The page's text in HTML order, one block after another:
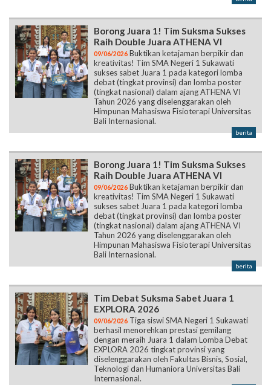
Borong Juara 1! Tim Suksma Sukses
Raih Double Juara ATHENA VI
09/06/2026 Buktikan ketajaman berpikir dan
kreativitas! Tim SMA Negeri 1 Sukawati
sukses sabet Juara 1 pada kategori lomba
debat (tingkat provinsi) dan lomba poster
(tingkat nasional) dalam ajang ATHENA VI
Tahun 2026 yang diselenggarakan oleh
Himpunan Mahasiswa Fisioterapi Universitas
Bali Internasional.
berita
Borong Juara 1! Tim Suksma Sukses
Raih Double Juara ATHENA VI
09/06/2026 Buktikan ketajaman berpikir dan
kreativitas! Tim SMA Negeri 1 Sukawati
sukses sabet Juara 1 pada kategori lomba
debat (tingkat provinsi) dan lomba poster
(tingkat nasional) dalam ajang ATHENA VI
Tahun 2026 yang diselenggarakan oleh
Himpunan Mahasiswa Fisioterapi Universitas
Bali Internasional.
berita
Tim Debat Suksma Sabet Juara 1
EXPLORA 2026
09/06/2026 Tiga siswi SMA Negeri 1 Sukawati
berhasil menorehkan prestasi gemilang
dengan meraih Juara 1 dalam Lomba Debat
EXPLORA 2026 tingkat provinsi yang
diselenggarakan oleh Fakultas Bisnis, Sosial,
Teknologi dan Humaniora Universitas Bali
Internasional.